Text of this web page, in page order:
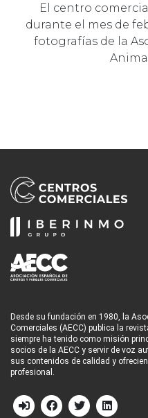
El centro
durante el mes de
fotografías de la
Desde su fundación en 1980, la
Comerciales (AECC) publica la
siempre ha tenido como misión
socios de la AECC y servir de voz
sus contenidos de calidad y
profesional.